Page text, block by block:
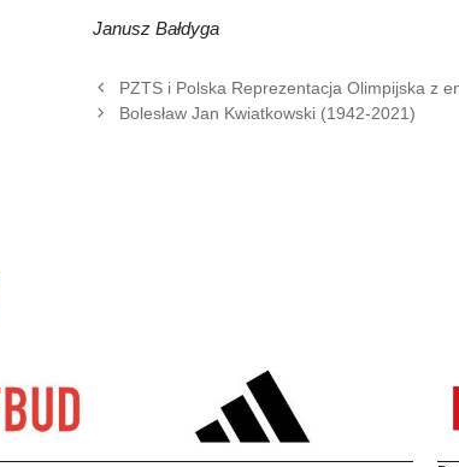
Janusz Bałdyga
PZTS i Polska Reprezentacja Olimpijska z
Bolesław Jan Kwiatkowski (1942-2021)